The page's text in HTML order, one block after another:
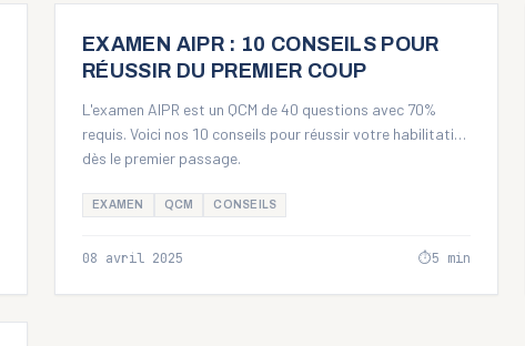
CONSEILS
EXAMEN AIPR : 10 CONSEILS POUR
RÉUSSIR DU PREMIER COUP
L'examen AIPR est un QCM de 40 questions avec 70%
requis. Voici nos 10 conseils pour réussir votre habilitation
dès le premier passage.
EXAMEN QCM CONSEILS
08 avril 2025 ⏱5 min